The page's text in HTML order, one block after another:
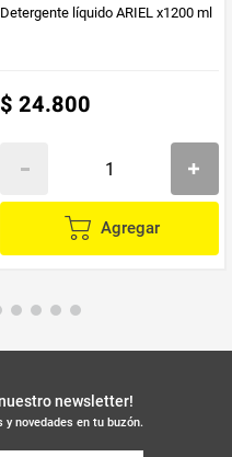
Detergente líquido ARIEL x1200 ml
$ 24.800
Agregar
newsletter!
y novedades en tu buzón.